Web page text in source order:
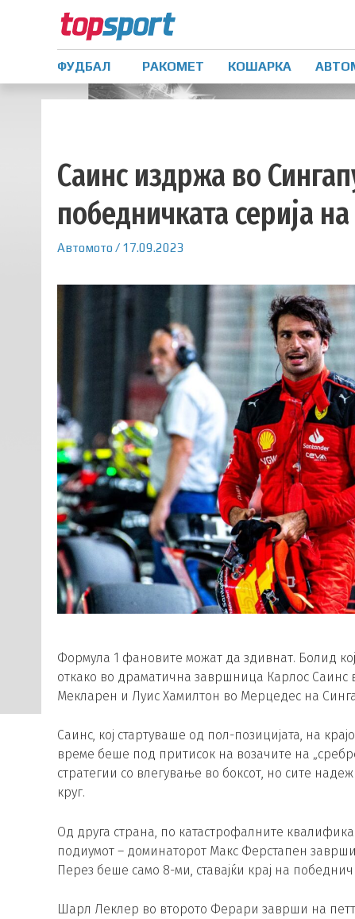
ФУДБАЛ РАКОМЕТ КОШАРКА
Саинс издржа во
победничката серија
Автомото / 17.09.2023
Формула 1 фановите можат да здивнат. Болид
откако во драматична завршница Карлос
Мекларен и Луис Хамилтон во Мерцедес на
Саинс, кој стартуваше од пол-позицијата, на
време беше под притисок на возачите на
стратегии со влегување во боксот, но сите
круг.
Од друга страна, по катастрофалните
подиумот – доминаторот Макс Ферстапен
Перез беше само 8-ми, ставајќи крај на
Шарл Леклер во второто Ферари заврши на